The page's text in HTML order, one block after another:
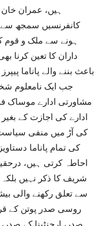
ہیں، عمران
کانفرنسیں سمجھ سے
ہونے سے ملک و قوم
داران کا تعین کرنا
باعث بننے والے پاناما
جب ایک نامعلوم
مشاورتی ادارے موساک
ادارے کی اجازت کے
کی آڑ میں منفی سیاست
کی تمام پاناما
احاطہ کرتی ہیں،
شریف کا ذکر نہیں
سے تعلق رکھنے والی
روسی صدر پوتن کے
صدر، ارجنٹینا کے